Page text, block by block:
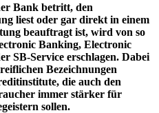
Bank betritt, den
liest oder gar direkt in einem
beauftragt ist, wird von so
Banking, Electronic
SB-Service erschlagen. Dabei
Bezeichnungen
die auch den
immer stärker für
sollen.